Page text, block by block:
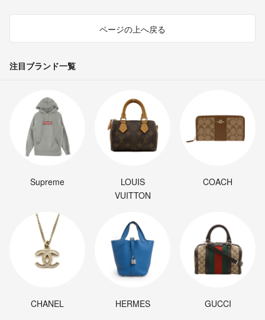
ページの上へ戻る
注目ブランド一覧
Supreme
LOUIS
VUITTON
COACH
CHANEL HERMES GUCCI